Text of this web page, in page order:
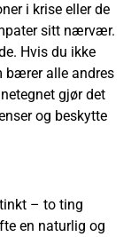
i krise eller de
sitt nærvær.
Hvis du ikke
bærer alle andres
gjør det
og beskytte
– to ting
en naturlig og